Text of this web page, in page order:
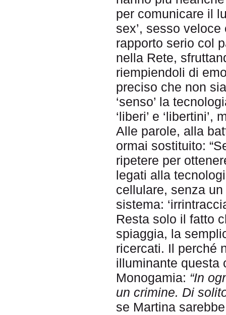
per comunicare il
sex’, sesso
rapporto serio col
nella Rete,
riempiendoli di
preciso che non
‘senso’ la
‘liberi’ e
Alle parole, alla
ormai sostituito:
ripetere per
legati alla
cellulare, senza
sistema:
Resta solo il fatto
spiaggia, la
ricercati. Il perché
illuminante questa
Monogamia: “In
un crimine. Di
se Martina